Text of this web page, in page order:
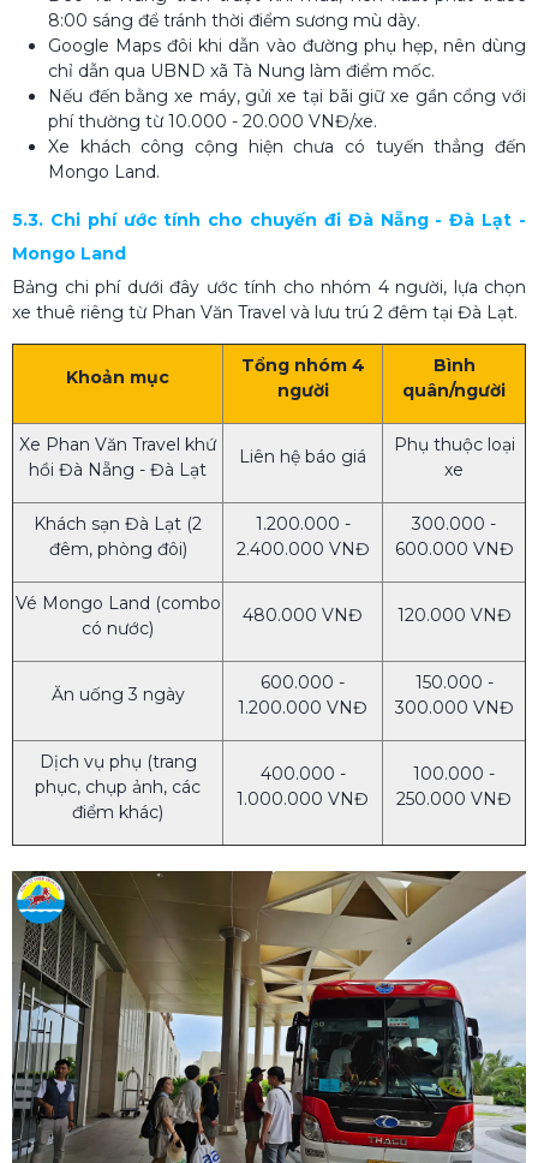
8:00 sáng để tránh thời điểm sương mù dày.
Google Maps đôi khi dẫn vào đường phụ hẹp, nên dùng
chỉ dẫn qua UBND xã Tà Nung làm điểm mốc.
Nếu đến bằng xe máy, gửi xe tại bãi giữ xe gần cổng với
phí thường từ 10.000 - 20.000 VNĐ/xe.
Xe khách công cộng hiện chưa có tuyến thẳng đến
Mongo Land.
5.3. Chi phí ước tính cho chuyến đi Đà Nẵng - Đà Lạt -
Mongo Land
Bảng chi phí dưới đây ước tính cho nhóm 4 người, lựa chọn
xe thuê riêng từ Phan Văn Travel và lưu trú 2 đêm tại Đà Lạt.
Khoản mục
Tổng nhóm 4
người
Bình
quân/người
Xe Phan Văn Travel khứ
hồi Đà Nẵng - Đà Lạt
Liên hệ báo giá
Phụ thuộc loại
xe
Khách sạn Đà Lạt (2
đêm, phòng đôi)
1.200.000 -
2.400.000 VNĐ
300.000 -
600.000 VNĐ
Vé Mongo Land (combo
có nước)
480.000 VNĐ 120.000 VNĐ
Ăn uống 3 ngày
600.000 -
1.200.000 VNĐ
150.000 -
300.000 VNĐ
Dịch vụ phụ (trang
phục, chụp ảnh, các
điểm khác)
400.000 -
1.000.000 VNĐ
100.000 -
250.000 VNĐ